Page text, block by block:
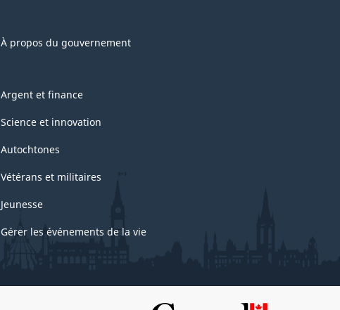
À propos du gouvernement
Argent et finance
Science et innovation
Autochtones
Vétérans et militaires
Jeunesse
Gérer les événements de la vie